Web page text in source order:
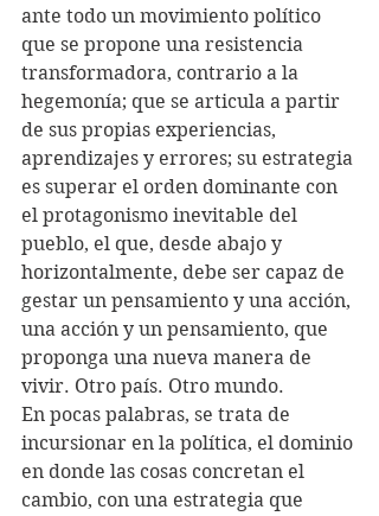
ante todo un movimiento político
que se propone una resistencia
transformadora, contrario a la
hegemonía; que se articula a partir
de sus propias experiencias,
aprendizajes y errores; su estrategia
es superar el orden dominante con
el protagonismo inevitable del
pueblo, el que, desde abajo y
horizontalmente, debe ser capaz de
gestar un pensamiento y una acción,
una acción y un pensamiento, que
proponga una nueva manera de
vivir. Otro país. Otro mundo.
En pocas palabras, se trata de
incursionar en la política, el dominio
en donde las cosas concretan el
cambio, con una estrategia que